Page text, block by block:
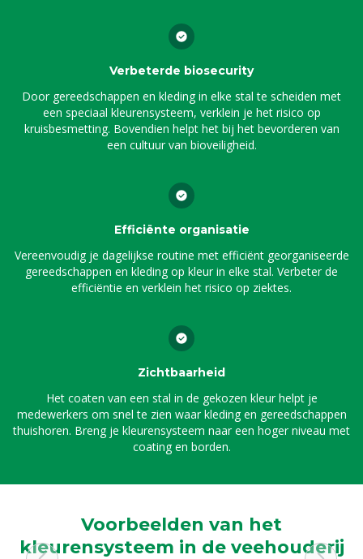
Verbeterde biosecurity
Door gereedschappen en kleding in elke stal te scheiden met
een speciaal kleurensysteem, verklein je het risico op
kruisbesmetting. Bovendien helpt het bij het bevorderen van
een cultuur van bioveiligheid.
Efficiënte organisatie
Vereenvoudig je dagelijkse routine met efficiënt georganiseerde
gereedschappen en kleding op kleur in elke stal. Verbeter de
efficiëntie en verklein het risico op ziektes.
Zichtbaarheid
Het coaten van een stal in de gekozen kleur helpt je
medewerkers om snel te zien waar kleding en gereedschappen
thuishoren. Breng je kleurensysteem naar een hoger niveau met
coating en borden.
Voorbeelden van het
kleurensysteem in de veehouderij